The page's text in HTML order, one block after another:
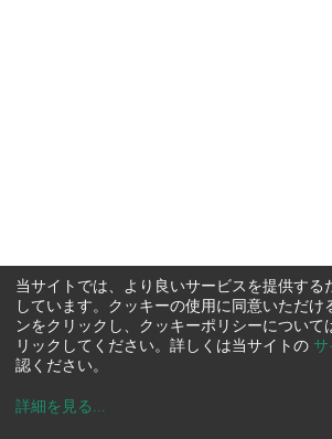
当サイトでは、より良いサービスを提供する
しています。クッキーの使用に同意いただけ
ンをクリックし、クッキーポリシーについて
リックしてください。詳しくは当サイトの サ
認ください。
詳細を見る ...